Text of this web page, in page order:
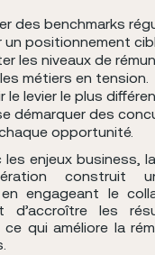
des benchmarks
un positionnement
les niveaux de
métiers en tension.
le levier le plus
démarquer des
opportunité.
les enjeux business,
construit
engageant le
d’accroître les
ce qui améliore la